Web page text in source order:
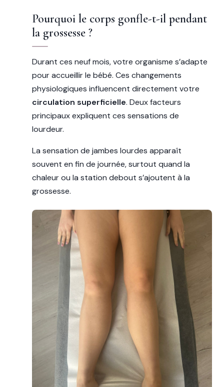
Pourquoi le corps gonfle-t-il pendant
la grossesse ?
Durant ces neuf mois, votre organisme s’adapte
pour accueillir le bébé. Ces changements
physiologiques influencent directement votre
circulation superficielle. Deux facteurs
principaux expliquent ces sensations de
lourdeur.
La sensation de jambes lourdes apparaît
souvent en fin de journée, surtout quand la
chaleur ou la station debout s’ajoutent à la
grossesse.